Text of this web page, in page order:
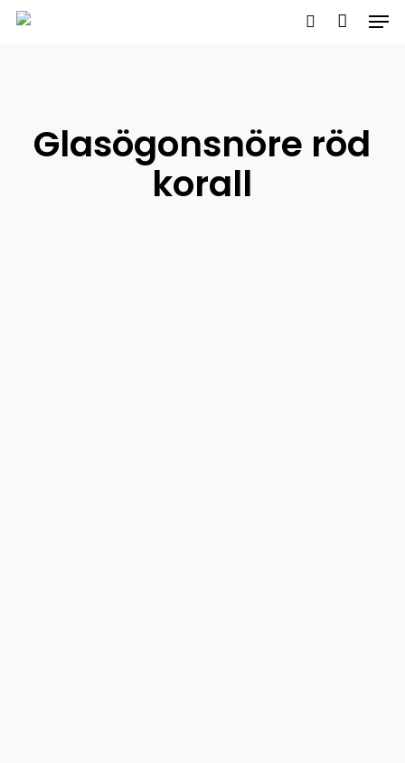
Skip
Glasögonsnöre röd
korall